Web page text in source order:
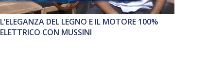
L’ELEGANZA DEL LEGNO E IL MOTORE 100%
ELETTRICO CON MUSSINI